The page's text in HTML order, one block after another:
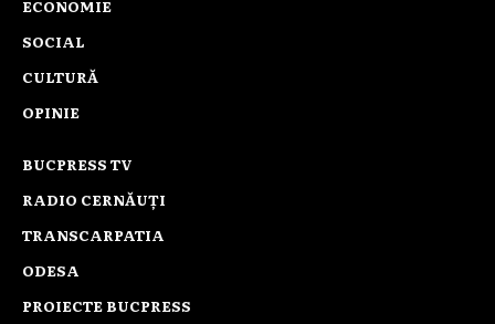
ECONOMIE
SOCIAL
CULTURĂ
OPINIE
BUCPRESS TV
RADIO CERNĂUȚI
TRANSCARPATIA
ODESA
PROIECTE BUCPRESS